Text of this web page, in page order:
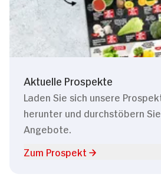
Aktuelle Prospekte
Laden Sie sich unsere
herunter und durchstöbern
Angebote.
Zum Prospekt